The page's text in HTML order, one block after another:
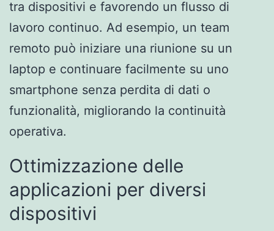
tra dispositivi e favorendo un flusso di
lavoro continuo. Ad esempio, un team
remoto può iniziare una riunione su un
laptop e continuare facilmente su uno
smartphone senza perdita di dati o
funzionalità, migliorando la continuità
operativa.
Ottimizzazione delle
applicazioni per diversi
dispositivi